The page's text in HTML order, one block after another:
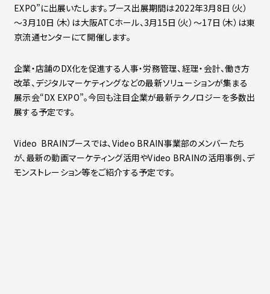
EXPO”に出展いたします。ブース出展期間は2022年3月8日（火）
～3月10日（木）は大阪ATCホール、3月15日（火）～17日（木）は東
京流通センターにて開催します。
企業・店舗のDX化を促進する人事・労務管理、経理・会計、働き方
改革、デジタルマーケティングなどの最新ソリューションが集まる
展示会“DX EXPO”。今回も注目企業が最新テクノロジーを多数出
展する予定です。
Video BRAINブースでは、Video BRAIN事業部のメンバーたち
が、最新の動画マーケティング活用やVideo BRAINの活用事例、デ
モンストレーション等をご紹介する予定です。